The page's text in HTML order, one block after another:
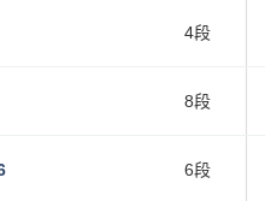
4段
8段
6段